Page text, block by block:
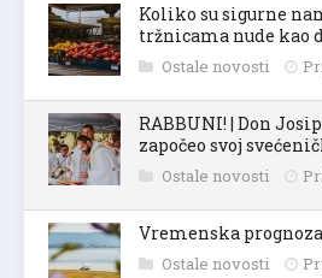
Koliko su sigurne
tržnicama nude kao
Ostale novosti
RABBUNI! | Don
započeo svoj
Ostale novosti
Vremenska
Ostale novosti